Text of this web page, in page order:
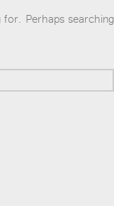
for. Perhaps searching